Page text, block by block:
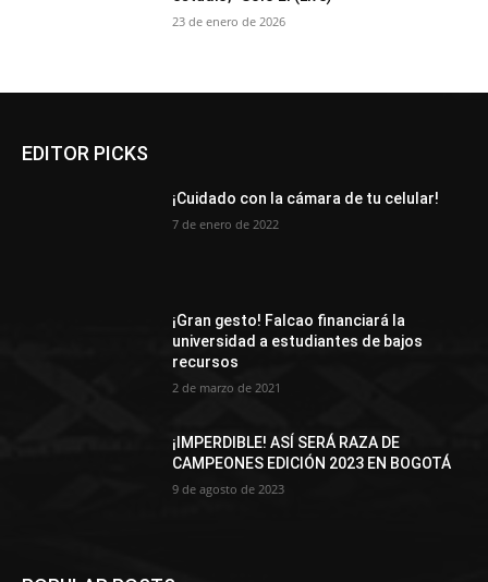
23 de enero de 2026
EDITOR PICKS
¡Cuidado con la cámara de tu celular!
7 de enero de 2022
¡Gran gesto! Falcao financiará la
universidad a estudiantes de bajos
recursos
2 de marzo de 2021
¡IMPERDIBLE! ASÍ SERÁ RAZA DE
CAMPEONES EDICIÓN 2023 EN BOGOTÁ
9 de agosto de 2023